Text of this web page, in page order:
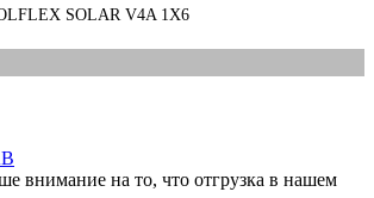
SOLAR V4A 1X6
внимание на то, что отгрузка в нашем